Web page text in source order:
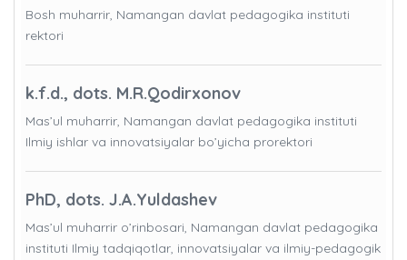
Bosh muharrir, Namangan davlat pedagogika instituti
rektori
k.f.d., dots. M.R.Qodirxonov
Mas’ul muharrir, Namangan davlat pedagogika instituti
Ilmiy ishlar va innovatsiyalar bo’yicha prorektori
PhD, dots. J.A.Yuldashev
Mas’ul muharrir o’rinbosari, Namangan davlat pedagogika
instituti Ilmiy tadqiqotlar, innovatsiyalar va ilmiy-pedagogik